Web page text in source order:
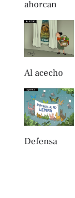
ahorcan
Al acecho
Defensa